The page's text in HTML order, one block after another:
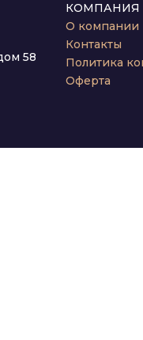
58
КОМПАНИЯ
О компании
Контакты
Политика
Оферта